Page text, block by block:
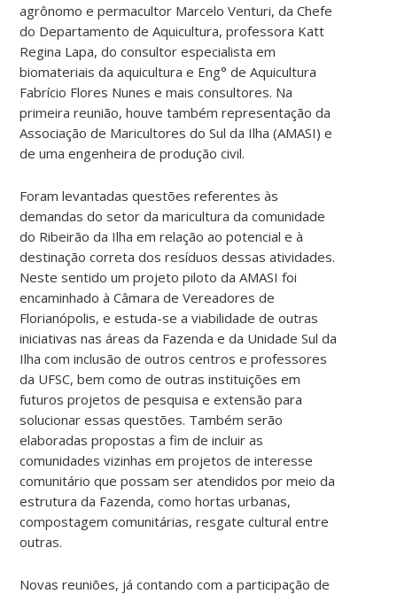
agrônomo e permacultor Marcelo Venturi, da Chefe
do Departamento de Aquicultura, professora Katt
Regina Lapa, do consultor especialista em
biomateriais da aquicultura e Eng° de Aquicultura
Fabrício Flores Nunes e mais consultores. Na
primeira reunião, houve também representação da
Associação de Maricultores do Sul da Ilha (AMASI) e
de uma engenheira de produção civil.
Foram levantadas questões referentes às
demandas do setor da maricultura da comunidade
do Ribeirão da Ilha em relação ao potencial e à
destinação correta dos resíduos dessas atividades.
Neste sentido um projeto piloto da AMASI foi
encaminhado à Câmara de Vereadores de
Florianópolis, e estuda-se a viabilidade de outras
iniciativas nas áreas da Fazenda e da Unidade Sul da
Ilha com inclusão de outros centros e professores
da UFSC, bem como de outras instituições em
futuros projetos de pesquisa e extensão para
solucionar essas questões. Também serão
elaboradas propostas a fim de incluir as
comunidades vizinhas em projetos de interesse
comunitário que possam ser atendidos por meio da
estrutura da Fazenda, como hortas urbanas,
compostagem comunitárias, resgate cultural entre
outras.
Novas reuniões, já contando com a participação de